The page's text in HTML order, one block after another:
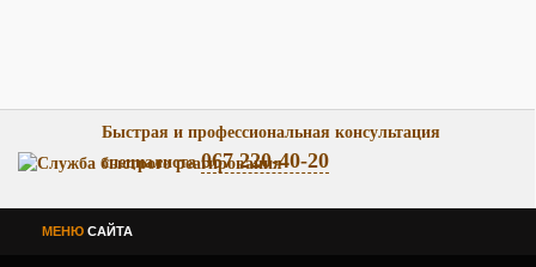
Быстрая и профессиональная консультация
специалиста067 220-40-20
МЕНЮ САЙТА